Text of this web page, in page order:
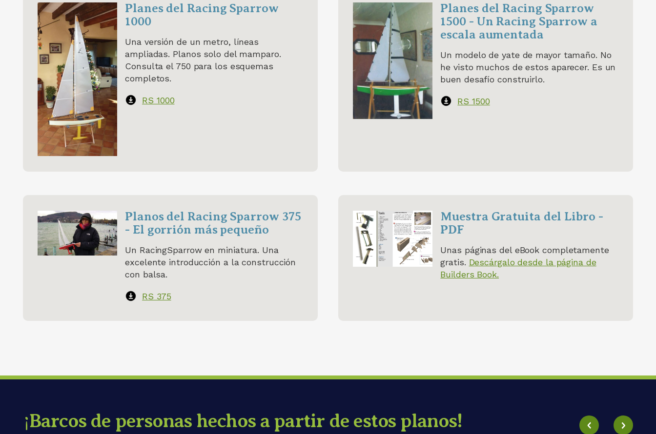
Planes del Racing Sparrow
1000
Una versión de un metro, líneas
ampliadas. Planos solo del mamparo.
Consulta el 750 para los esquemas
completos.
RS 1000
Planes del Racing Sparrow
1500 - Un Racing Sparrow a
escala aumentada
Un modelo de yate de mayor tamaño. No
he visto muchos de estos aparecer. Es un
buen desafío construirlo.
RS 1500
Planos del Racing Sparrow 375
- El gorrión más pequeño
Un RacingSparrow en miniatura. Una
excelente introducción a la construcción
con balsa.
RS 375
Muestra Gratuita del Libro -
PDF
Unas páginas del eBook completamente
gratis. Descárgalo desde la página de
Builders Book.
¡Barcos de personas hechos a partir de estos planos!